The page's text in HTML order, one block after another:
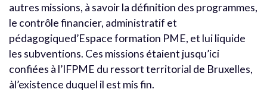
autres missions, à savoir la définition des programmes,
le contrôle financier, administratif et
pédagogiqued’Espace formation PME, et lui liquide
les subventions. Ces missions étaient jusqu’ici
confiées à l’IFPME du ressort territorial de Bruxelles,
àl’existence duquel il est mis fin.